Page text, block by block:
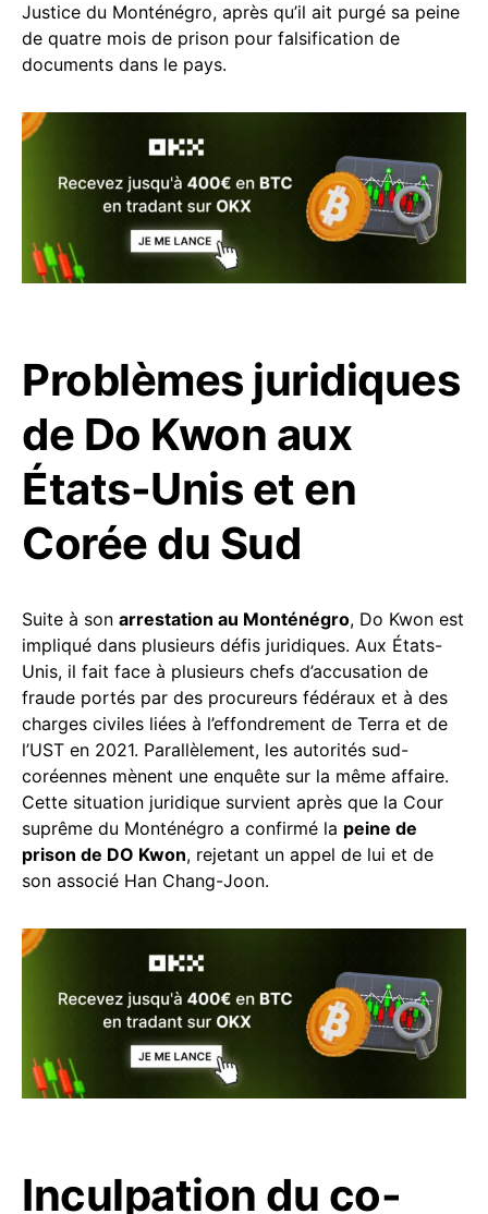
Justice du Monténégro, après qu’il ait purgé sa peine
de quatre mois de prison pour falsification de
documents dans le pays.
Problèmes juridiques
de Do Kwon aux
États-Unis et en
Corée du Sud
Suite à son arrestation au Monténégro, Do Kwon est
impliqué dans plusieurs défis juridiques. Aux États-
Unis, il fait face à plusieurs chefs d’accusation de
fraude portés par des procureurs fédéraux et à des
charges civiles liées à l’effondrement de Terra et de
l’UST en 2021. Parallèlement, les autorités sud-
coréennes mènent une enquête sur la même affaire.
Cette situation juridique survient après que la Cour
suprême du Monténégro a confirmé la peine de
prison de DO Kwon, rejetant un appel de lui et de
son associé Han Chang-Joon.
Inculpation du co-